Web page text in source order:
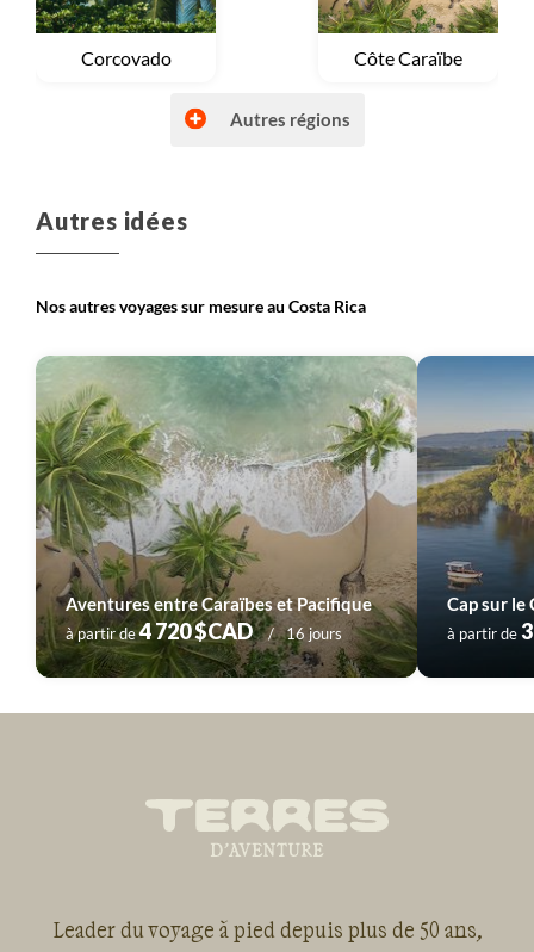
Voyage
Corcovado Voyage
Côte Caraïbe
Voyage
Côte Pacifique
Voyage
Vallée centrale
Autres régions
Autres idées
Nos autres voyages sur mesure au Costa Rica
Aventures entre Caraïbes et Pacifique
à partir de4 720 $CAD 16 jours à partir de
Leader du voyage à pied depuis plus de 50 ans,